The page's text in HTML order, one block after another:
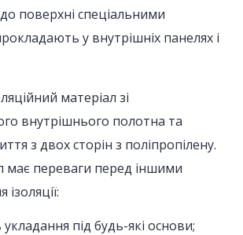
поверхні спеціальними
у внутрішніх панелях і
матеріал зі
внутрішнього полотна та
з двох сторін з поліпропілену.
має переваги перед іншими
під будь-які основи;